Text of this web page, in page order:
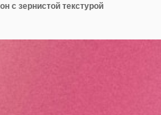
с зернистой текстурой